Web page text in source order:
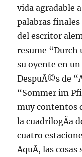
vida agradable
palabras
del escritor
resume “Durch
su oyente en
DespuÃ©s de
“Sommer im
muy contentos
la cuadrilogÃ­a
cuatro
AquÃ­, las